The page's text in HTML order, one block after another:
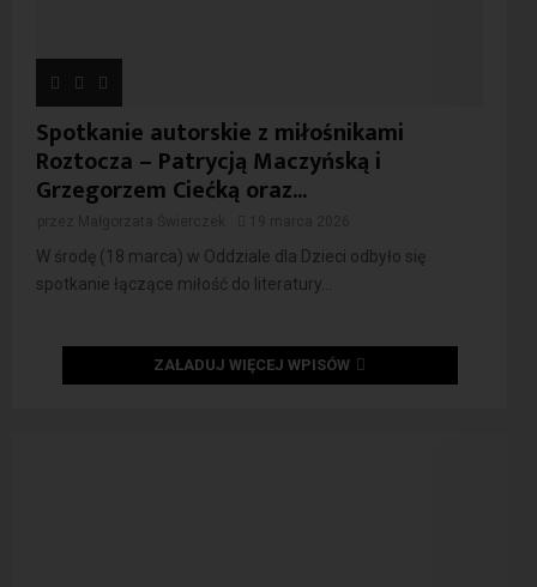
Spotkanie autorskie z miłośnikami
Roztocza – Patrycją Maczyńską i
Grzegorzem Ciećką oraz...
W środę (18 marca) w Oddziale dla Dzieci odbyło się
spotkanie łączące miłość do literatury...
ZAŁADUJ WIĘCEJ WPISÓW